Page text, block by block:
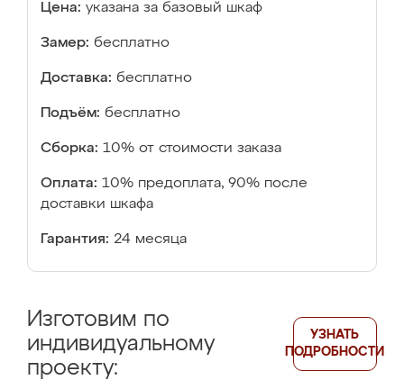
Цена: указана за базовый шкаф
Замер: бесплатно
Доставка: бесплатно
Подъём: бесплатно
Сборка: 10% от стоимости заказа
Оплата: 10% предоплата, 90% после
доставки шкафа
Гарантия: 24 месяца
Изготовим по
индивидуальному
проекту:
УЗНАТЬ
ПОДРОБНОСТИ